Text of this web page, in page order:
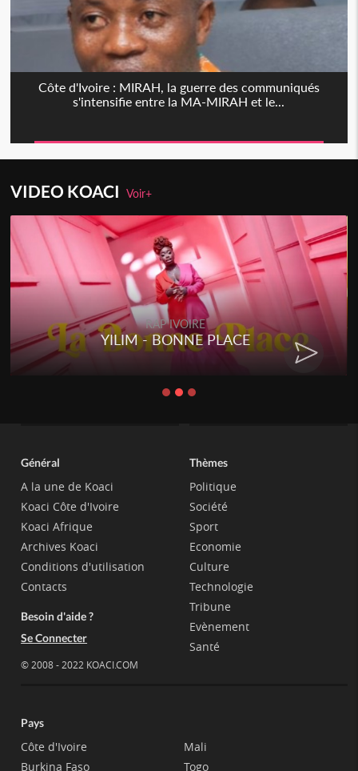
Côte d'Ivoire : MIRAH, la guerre des communiqués
s'intensifie entre la MA-MIRAH et le...
VIDEO KOACIVoir+
RAP IVOIRE
YILIM - BONNE PLACE
Général
A la une de Koaci
Koaci Côte d'Ivoire
Koaci Afrique
Archives Koaci
Conditions d'utilisation
Contacts
Besoin d'aide ?
Se Connecter
© 2008 - 2022 KOACI.COM
Thèmes
Politique
Société
Sport
Economie
Culture
Technologie
Tribune
Evènement
Santé
Pays
Côte d'Ivoire
Burkina Faso
Mali
Togo